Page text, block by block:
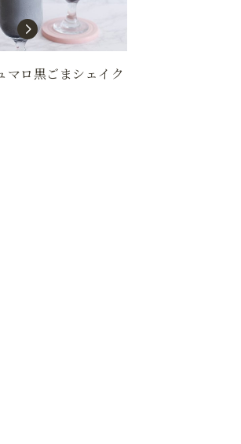
マロ黒ごまシェイク